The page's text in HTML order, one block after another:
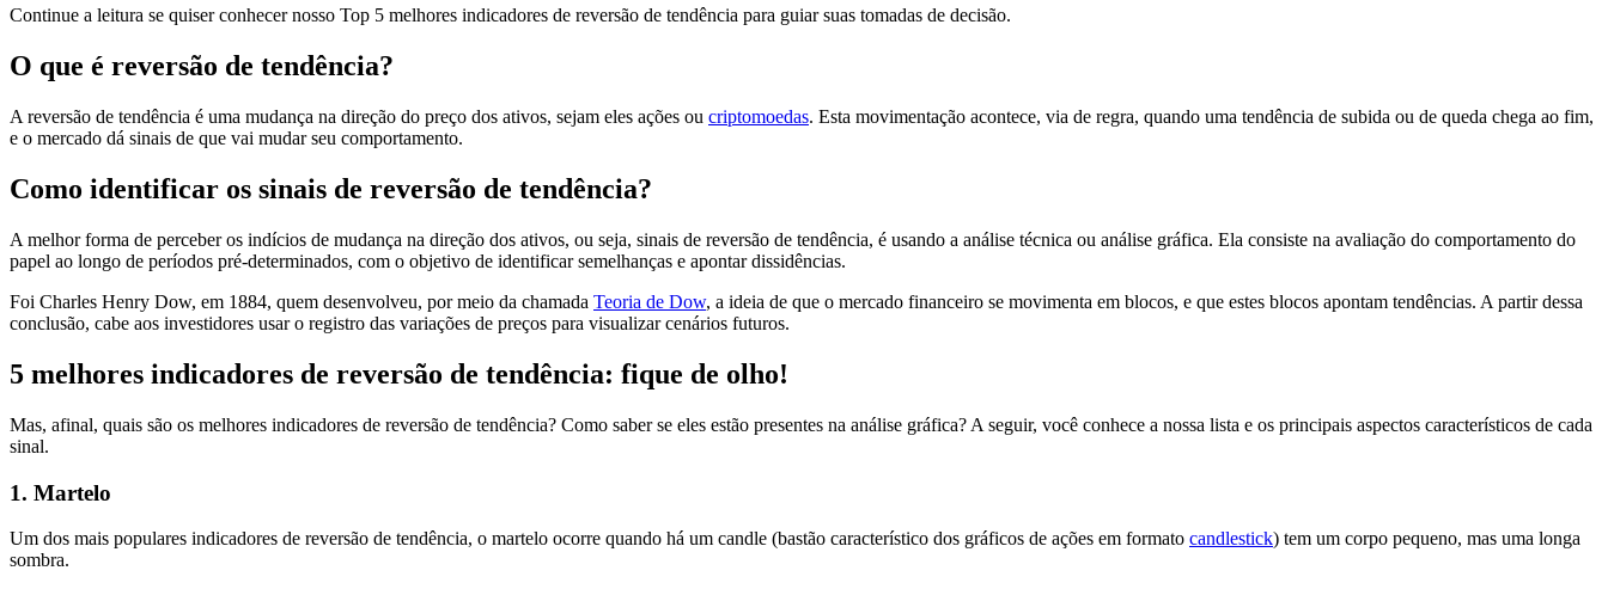
Continue a leitura se quiser conhecer nosso Top 5 melhores indicadores de reversão de tendência para guiar suas tomadas de decisão.
O que é reversão de tendência?
A reversão de tendência é uma mudança na direção do preço dos ativos, sejam eles ações ou criptomoedas. Esta movimentação acontece, via de regra, quando uma tendência de subida ou de queda chega ao fim,
e o mercado dá sinais de que vai mudar seu comportamento.
Como identificar os sinais de reversão de tendência?
A melhor forma de perceber os indícios de mudança na direção dos ativos, ou seja, sinais de reversão de tendência, é usando a análise técnica ou análise gráfica. Ela consiste na avaliação do comportamento do
papel ao longo de períodos pré-determinados, com o objetivo de identificar semelhanças e apontar dissidências.
Foi Charles Henry Dow, em 1884, quem desenvolveu, por meio da chamada Teoria de Dow, a ideia de que o mercado financeiro se movimenta em blocos, e que estes blocos apontam tendências. A partir dessa
conclusão, cabe aos investidores usar o registro das variações de preços para visualizar cenários futuros.
5 melhores indicadores de reversão de tendência: fique de olho!
Mas, afinal, quais são os melhores indicadores de reversão de tendência? Como saber se eles estão presentes na análise gráfica? A seguir, você conhece a nossa lista e os principais aspectos característicos de cada
sinal.
1. Martelo
Um dos mais populares indicadores de reversão de tendência, o martelo ocorre quando há um candle (bastão característico dos gráficos de ações em formato candlestick) tem um corpo pequeno, mas uma longa
sombra.